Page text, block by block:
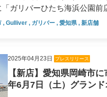
ガリバーひたち海浜公園
取り組んでいます。 2025年8月は各地で「ガ
います。この度リリースす
広大な敷地に多種多様な車
による的確なアドバイス
, Gulliver , ガリバー , 愛知県, 新店舗
2025年04月23日 プレスリリース
【新店】愛知県岡崎市
年6月7日（土）グラン